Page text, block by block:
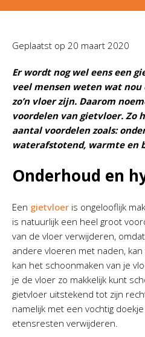
Geplaatst op 20 maart 2020
Er wordt nog wel eens een
veel mensen weten wat
zo’n vloer zijn. Daarom
voordelen van gietvloer. Zo
aantal voordelen zoals:
waterafstotend, warmte en
Onderhoud en
Een gietvloer is ongelooflijk
is natuurlijk een heel groot
van de vloer verwijderen,
andere vloeren met naden,
kan het schoonmaken van je
je de vloer zo makkelijk kunt
gietvloer uitstekend tot zijn
namelijk met een vochtig
etensresten verwijderen.